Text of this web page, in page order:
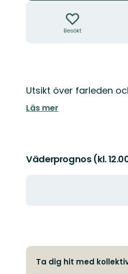
Besökt
Beskrivning
Utsikt över farleden
Läs mer
Väderprognos (kl.
Ta dig hit med